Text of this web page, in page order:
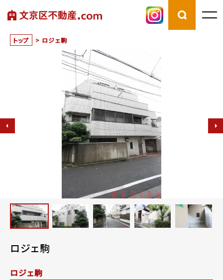
トップ > ロジェ駒
ロジェ駒
ロジェ駒